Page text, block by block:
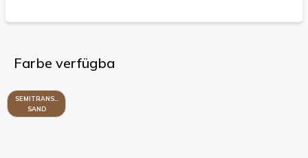
Farbe verfügba
SEMITRANSPARENT
SAND